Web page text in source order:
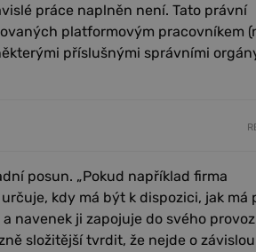
práce naplněn není. Tato právní
platformovým pracovníkem
příslušnými správními
posun. „Pokud například firma
kdy má být k dispozici, jak má
navenek ji zapojuje do svého
složitější tvrdit, že nejde o závislou